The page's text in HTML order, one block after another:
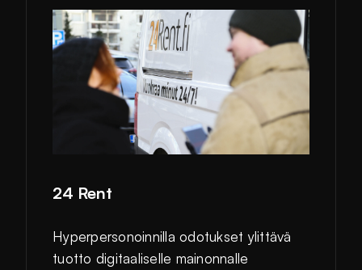
24 Rent
Hyperpersonoinnilla odotukset ylittävä
tuotto digitaaliselle mainonnalle